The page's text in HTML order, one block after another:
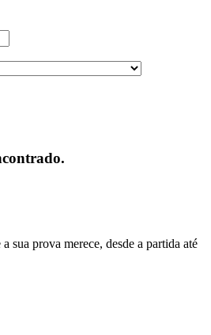
sua prova merece, desde a partida até